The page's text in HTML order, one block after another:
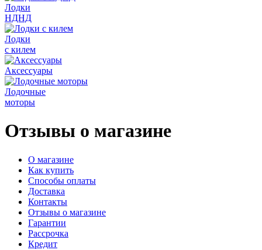
Лодки
НДНД
Лодки
с килем
Аксессуары
Лодочные
моторы
Отзывы о магазине
О магазине
Как купить
Способы оплаты
Доставка
Контакты
Отзывы о магазине
Гарантии
Рассрочка
Кредит